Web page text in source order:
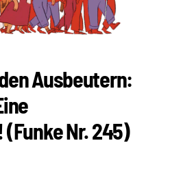
Ausbeutern:
Nr. 245)